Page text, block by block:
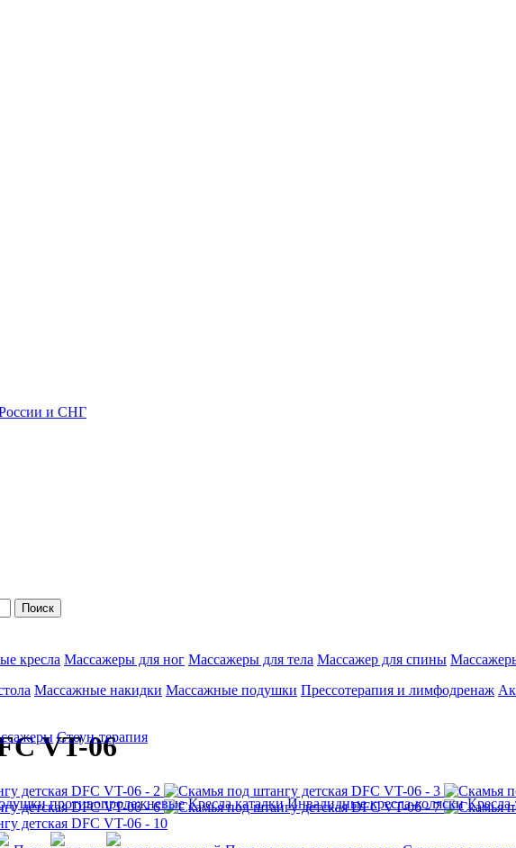
России и СНГ
кресла Массажеры для ног Массажеры для тела Массажер для спины
Массажные накидки Массажные подушки Прессотерапия и лимфодренаж
Стоун-терапия
противопролежневые Кресла каталки Инвалидные кресла-коляски
Поиск
VT-06